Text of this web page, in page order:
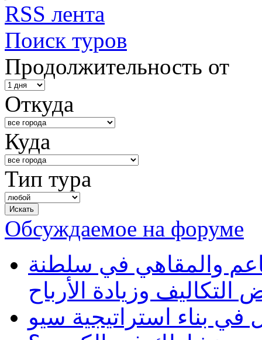
RSS лента
Поиск туров
Продолжительность от
Откуда
Куда
Тип тура
Обсуждаемое на форуме
والمقاهي في سلطنة
وزيادة الأرباح
بناء استراتيجية سيو